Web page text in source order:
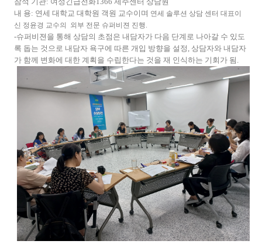
내 용: 연세 대학교 대학원 객원 교수이며 연세 솔루션 상담 센터 대표이
신 정윤경 교수의 외부 전문 슈퍼비젼 진행.
-슈퍼비젼을 통해 상담의 초점은 내담자가 다음 단계로 나아갈 수 있도
록 돕는 것으로 내담자 욕구에 따른 개입 방향을 설정 , 상담자와 내담자
가 함께 변화에 대한 계획을 수립한다는 것을 재 인식하는 기회가 됨 .